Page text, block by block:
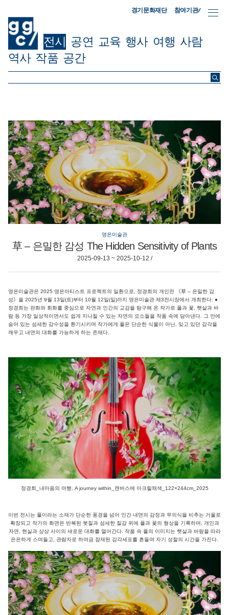
경기문화재단 참여기관/
전시 공연 교육 행사 여행 사람
역사 작품 공간
ggc/
영은미술관
草 – 은밀한 감성 The Hidden Sensitivity of Plants
2025-09-13 ~ 2025-10-12 /
영은미술관은 2025 영은아티스트 프로젝트의 일환으로, 정경희의 개인전 《草 – 은밀한 감
성》을 2025년 9월 13일(토)부터 10월 12일(일)까지 영은미술관 제3전시장에서 개최한다. ●
정경희는 판화와 회화를 중심으로 자연과 인간의 교감을 탐구해 온 작가로 풀과 꽃, 햇살과 바
람 등 가장 일상적이면서도 쉽게 지나칠 수 있는 자연의 요소들을 작품 속에 담아낸다. 그 안에
숨어 있는 섬세한 감수성을 환기시키며 작가에게 풀은 단순한 식물이 아닌, 잊고 있던 감각을
깨우고 내면의 대화를 가능하게 하는 존재다.
정경희_내마음의 여행, A journey within_캔버스에 아크릴채색_122×244cm_2025
이번 전시는 풀이라는 소재가 단순한 풍경을 넘어 인간 내면의 감정과 무의식을 비추는 거울로
확장되고 작가의 화면은 반복된 붓질과 섬세한 질감 위에 풀과 꽃의 형상을 기록하며, 개인과
자연, 현실과 상상 사이의 새로운 대화를 열어간다. 작품 속 풀의 이미지는 햇살과 바람을 따라
은은하게 스며들고, 관람자로 하여금 잠재된 감각세포를 흔들며 자기 성찰의 시간을 가진다.